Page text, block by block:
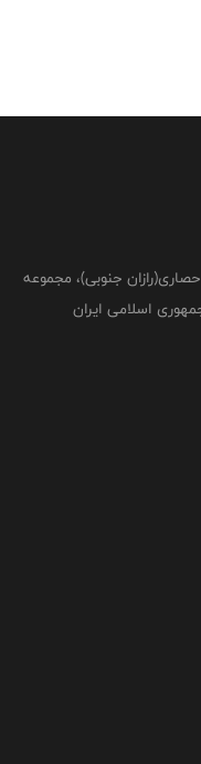
جنوبی)، مجموعه
اسلامی ایران